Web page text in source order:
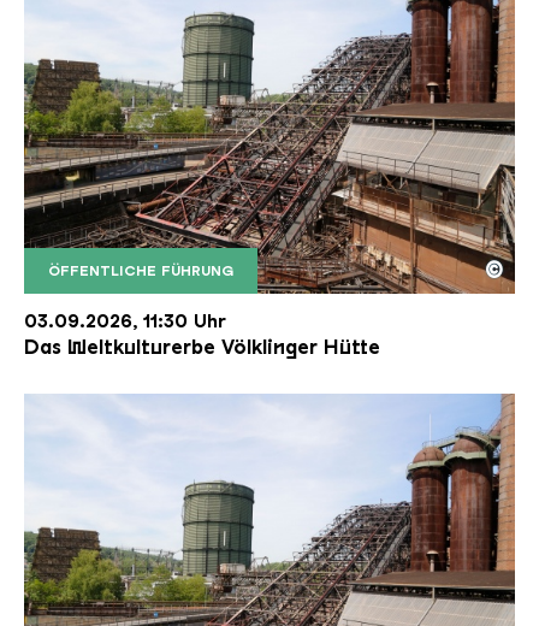
ÖFFENTLICHE FÜHRUNG
Der Erzschrägaufzug der Völklinger Hütte mit
Copyright: Weltkulturerbe Völklinger Hütte | Karl
©
03.09.2026, 11:30 Uhr
Das Weltkulturerbe Völklinger Hütte